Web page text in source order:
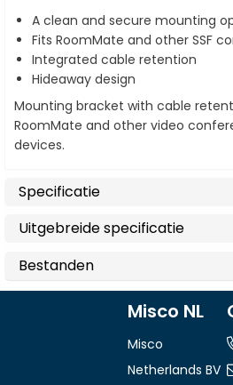
A clean and secure mounting
Fits RoomMate and other SSF
Integrated cable retention
Hideaway design
Mounting bracket with cable
RoomMate and other video
devices.
Specificatie
Uitgebreide specificatie
Bestanden
Misco NL
Misco
Netherlands BV